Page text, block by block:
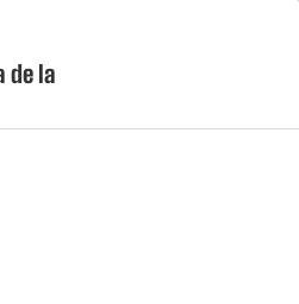
geolocation-header-icon-text
account
de la